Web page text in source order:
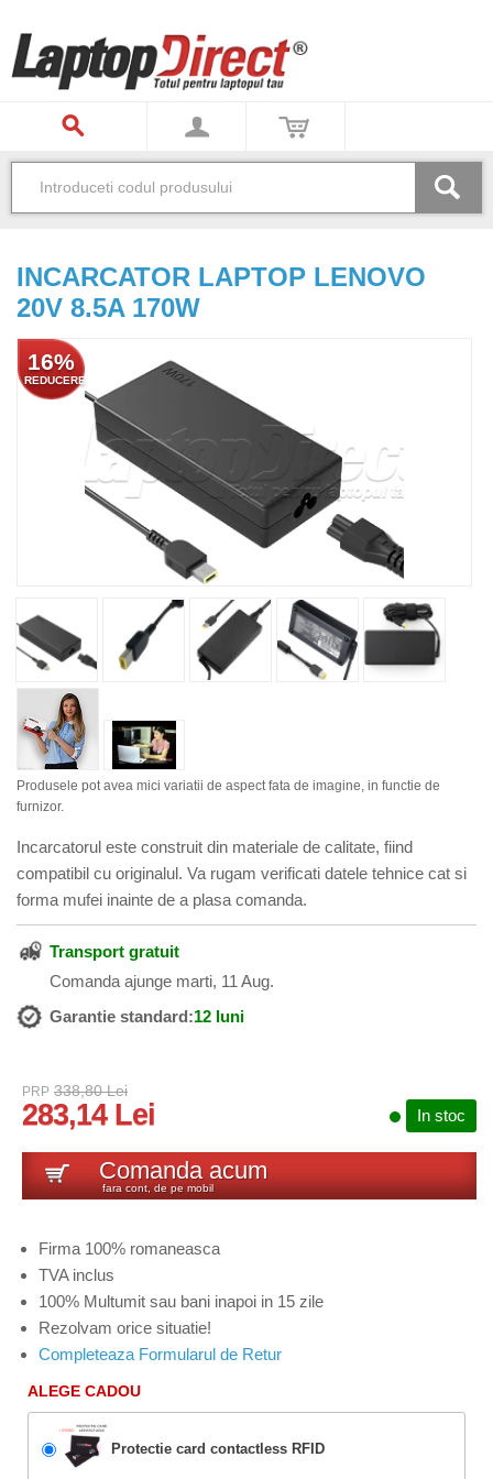
INCARCATOR LAPTOP LENOVO
20V 8.5A 170W
16%
REDUCERE
Produsele pot avea mici variatii de aspect fata de imagine, in functie de
furnizor.
Incarcatorul este construit din materiale de calitate, fiind
compatibil cu originalul. Va rugam verificati datele tehnice cat si
forma mufei inainte de a plasa comanda.
Transport gratuit
Comanda ajunge marti, 11 Aug.
Garantie standard:12 luni
PRP 338,80 Lei
283,14 Lei In stoc
Comanda acum
fara cont, de pe mobil
Firma 100% romaneasca
TVA inclus
100% Multumit sau bani inapoi in 15 zile
Rezolvam orice situatie!
Completeaza Formularul de Retur
ALEGE CADOU
Protectie card contactless RFID